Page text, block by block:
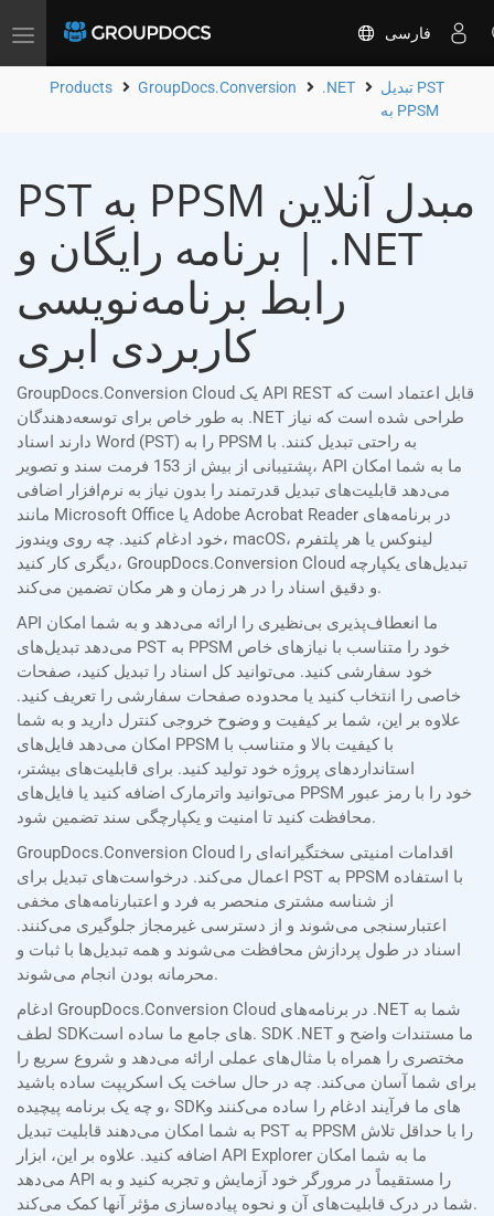
Toggle
فارسی
Products GroupDocs.Conversion .NET
تبدیل PST
به PPSM
PST به PPSM مبدل آنلاین
| برنامه رایگان و .NET
رابط برنامه‌نویسی
کاربردی ابری
GroupDocs.Conversion Cloud یک API REST قابل اعتماد است که
به طور خاص برای توسعه‌دهندگان .NET طراحی شده است که نیاز
دارند اسناد Word (PST) را به PPSM به راحتی تبدیل کنند. با
پشتیبانی از بیش از 153 فرمت سند و تصویر، API ما به شما امکان
می‌دهد قابلیت‌های تبدیل قدرتمند را بدون نیاز به نرم‌افزار اضافی
مانند Microsoft Office یا Adobe Acrobat Reader در برنامه‌های
خود ادغام کنید. چه روی ویندوز، macOS، لینوکس یا هر پلتفرم
دیگری کار کنید، GroupDocs.Conversion Cloud تبدیل‌های یکپارچه
و دقیق اسناد را در هر زمان و هر مکان تضمین می‌کند.
API ما انعطاف‌پذیری بی‌نظیری را ارائه می‌دهد و به شما امکان
می‌دهد تبدیل‌های PST به PPSM خود را متناسب با نیازهای خاص
خود سفارشی کنید. می‌توانید کل اسناد را تبدیل کنید، صفحات
خاصی را انتخاب کنید یا محدوده صفحات سفارشی را تعریف کنید.
علاوه بر این، شما بر کیفیت و وضوح خروجی کنترل دارید و به شما
امکان می‌دهد فایل‌های PPSM با کیفیت بالا و متناسب با
استانداردهای پروژه خود تولید کنید. برای قابلیت‌های بیشتر،
می‌توانید واترمارک اضافه کنید یا فایل‌های PPSM خود را با رمز عبور
محافظت کنید تا امنیت و یکپارچگی سند تضمین شود.
GroupDocs.Conversion Cloud اقدامات امنیتی سختگیرانه‌ای را
اعمال می‌کند. درخواست‌های تبدیل برای PST به PPSM با استفاده
از شناسه مشتری منحصر به فرد و اعتبارنامه‌های مخفی
اعتبارسنجی می‌شوند و از دسترسی غیرمجاز جلوگیری می‌کنند.
اسناد در طول پردازش محافظت می‌شوند و همه تبدیل‌ها با ثبات و
محرمانه بودن انجام می‌شوند.
ادغام GroupDocs.Conversion Cloud در برنامه‌های .NET شما به
لطف SDKهای جامع ما ساده است. SDK .NET ما مستندات واضح و
مختصری را همراه با مثال‌های عملی ارائه می‌دهد و شروع سریع را
برای شما آسان می‌کند. چه در حال ساخت یک اسکریپت ساده باشید
و چه یک برنامه پیچیده، SDKهای ما فرآیند ادغام را ساده می‌کنند و
به شما امکان می‌دهند قابلیت تبدیل PST به PPSM را با حداقل تلاش
اضافه کنید. علاوه بر این، ابزار API Explorer ما به شما امکان
می‌دهد API را مستقیماً در مرورگر خود آزمایش و تجربه کنید و به
شما در درک قابلیت‌های آن و نحوه پیاده‌سازی مؤثر آنها کمک می‌کند.